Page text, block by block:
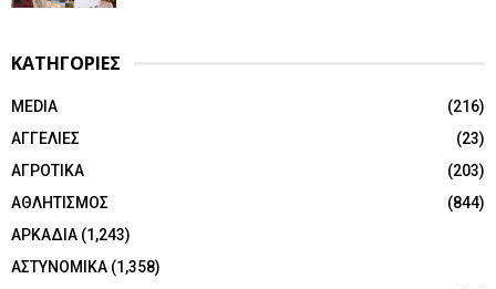
ΚΑΤΗΓΟΡΙΕΣ
MEDIA
(216)
ΑΓΓΕΛΙΕΣ
(23)
ΑΓΡΟΤΙΚΑ
(203)
ΑΘΛΗΤΙΣΜΟΣ
(844)
ΑΡΚΑΔΙΑ (1,243)
ΑΣΤΥΝΟΜΙΚΑ (1,358)